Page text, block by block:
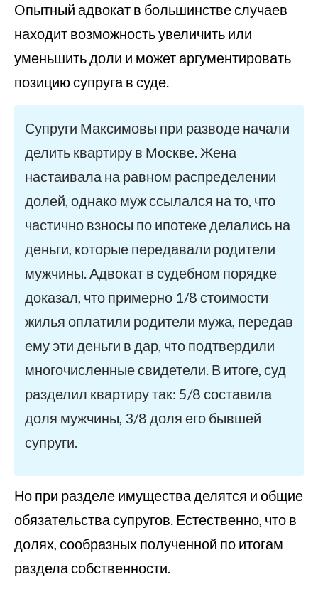
Опытный адвокат в большинстве случаев
находит возможность увеличить или
уменьшить доли и может аргументировать
позицию супруга в суде.
Супруги Максимовы при разводе начали
делить квартиру в Москве. Жена
настаивала на равном распределении
долей, однако муж ссылался на то, что
частично взносы по ипотеке делались на
деньги, которые передавали родители
мужчины. Адвокат в судебном порядке
доказал, что примерно 1/8 стоимости
жилья оплатили родители мужа, передав
ему эти деньги в дар, что подтвердили
многочисленные свидетели. В итоге, суд
разделил квартиру так: 5/8 составила
доля мужчины, 3/8 доля его бывшей
супруги.
Но при разделе имущества делятся и общие
обязательства супругов. Естественно, что в
долях, сообразных полученной по итогам
раздела собственности.